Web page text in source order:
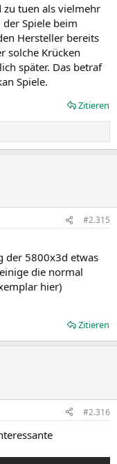
zu tuen als vielmehr
Spiele beim
Hersteller bereits
solche Krücken
später. Das betraf
Spiele.
Zitieren
#2.315
der 5800x3d etwas
die normal
hier)
Zitieren
#2.316